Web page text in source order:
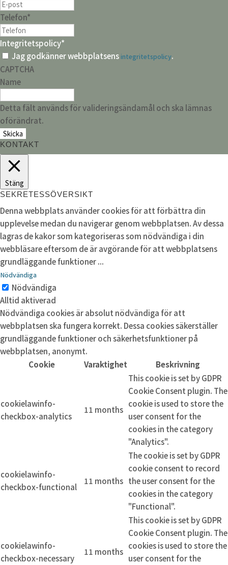
Telefon*
Integritetspolicy*
Jag godkänner webbplatsensintegritetspolicy.
CAPTCHA
Name
Detta fält används för valideringsändamål och ska lämnas
oförändrat.
KONTAKT
Stäng
SEKRETESSÖVERSIKT
Denna webbplats använder cookies för att förbättra din
upplevelse medan du navigerar genom webbplatsen. Av dessa
lagras de kakor som kategoriseras som nödvändiga i din
webbläsare eftersom de är avgörande för att webbplatsens
grundläggande funktioner...
Nödvändiga
Nödvändiga
Alltid aktiverad
Nödvändiga cookies är absolut nödvändiga för att
webbplatsen ska fungera korrekt. Dessa cookies säkerställer
grundläggande funktioner och säkerhetsfunktioner på
webbplatsen, anonymt.
Cookie
Varaktighet Beskrivning
cookielawinfo-
checkbox-analytics
11 months
This cookie is set by GDPR
Cookie Consent plugin. The
cookie is used to store the
user consent for the
cookies in the category
"Analytics".
cookielawinfo-
checkbox-functional
11 months
The cookie is set by GDPR
cookie consent to record
the user consent for the
cookies in the category
"Functional".
cookielawinfo-
checkbox-necessary
11 months
This cookie is set by GDPR
Cookie Consent plugin. The
cookies is used to store the
user consent for the